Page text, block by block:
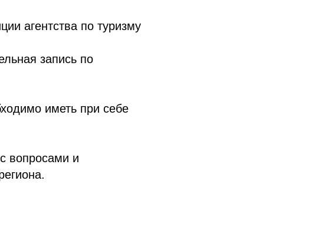
агентства по туризму
запись по
иметь при себе
вопросами и